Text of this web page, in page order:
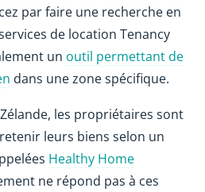
par faire une recherche en
de location Tenancy
un outil permettant de
dans une zone spécifique.
les propriétaires sont
leurs biens selon un
Healthy Home
ne répond pas à ces